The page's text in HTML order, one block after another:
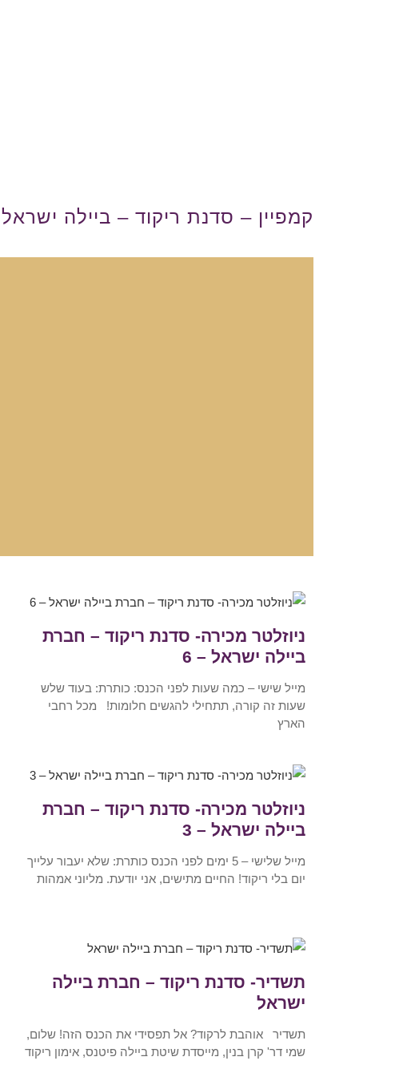
קמפיין – סדנת ריקוד – ביילה ישראל
ניוזלטר מכירה- סדנת ריקוד – חברת
ביילה ישראל – 6
מייל שישי – כמה שעות לפני הכנס: כותרת: בעוד שלש
שעות זה קורה, תתחילי להגשים חלומות! מכל רחבי
הארץ
ניוזלטר מכירה- סדנת ריקוד – חברת
ביילה ישראל – 3
מייל שלישי – 5 ימים לפני הכנס כותרת: שלא יעבור עלייך
יום בלי ריקוד! החיים מתישים, אני יודעת. מליוני אמהות
תשדיר- סדנת ריקוד – חברת ביילה
ישראל
תשדיר אוהבת לרקוד? אל תפסידי את הכנס הזה! שלום,
שמי דר' קרן בנין, מייסדת שיטת ביילה פיטנס, אימון ריקוד